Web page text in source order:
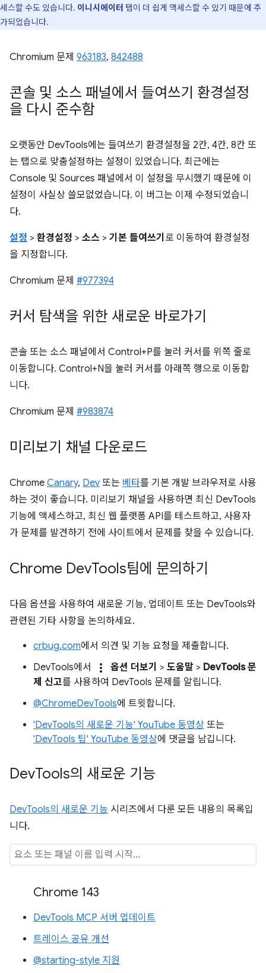
세스할 수도 있습니다. 이니시에이터 탭이 더 쉽게 액세스할 수 있기 때문에 추
가되었습니다.
Chromium 문제 963183, 842488
콘솔 및 소스 패널에서 들여쓰기 환경설정
을 다시 준수함
오랫동안 DevTools에는 들여쓰기 환경설정을 2칸, 4칸, 8칸 또
는 탭으로 맞춤설정하는 설정이 있었습니다. 최근에는
Console 및 Sources 패널에서 이 설정을 무시했기 때문에 이
설정이 사실상 쓸모없었습니다. 이 버그는 이제 수정되었습니
다.
설정 > 환경설정 > 소스 > 기본 들여쓰기 로 이동하여 환경설정
을 지정합니다.
Chromium 문제 #977394
커서 탐색을 위한 새로운 바로가기
콘솔 또는 소스 패널에서 Control+P를 눌러 커서를 위쪽 줄로
이동합니다. Control+N을 눌러 커서를 아래쪽 행으로 이동합
니다.
Chromium 문제 #983874
미리보기 채널 다운로드
Chrome Canary, Dev 또는 베타를 기본 개발 브라우저로 사용
하는 것이 좋습니다. 미리보기 채널을 사용하면 최신 DevTools
기능에 액세스하고, 최신 웹 플랫폼 API를 테스트하고, 사용자
가 문제를 발견하기 전에 사이트에서 문제를 찾을 수 있습니다.
Chrome DevTools팀에 문의하기
다음 옵션을 사용하여 새로운 기능, 업데이트 또는 DevTools와
관련된 기타 사항을 논의하세요.
crbug.com에서 의견 및 기능 요청을 제출합니다.
DevTools에서
more_vert 옵션 더보기 > 도움말 > DevTools 문
제 신고를 사용하여 DevTools 문제를 알립니다.
@ChromeDevTools에 트윗합니다.
'DevTools의 새로운 기능' YouTube 동영상 또는
'DevTools 팁' YouTube 동영상에 댓글을 남깁니다.
DevTools의 새로운 기능
DevTools의 새로운 기능 시리즈에서 다룬 모든 내용의 목록입
니다.
Chrome 143
DevTools MCP 서버 업데이트
트레이스 공유 개선
@starting-style 지원